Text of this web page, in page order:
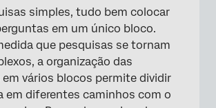
simples, tudo bem colocar
em um único bloco.
que pesquisas se tornam
a organização das
vários blocos permite dividir
em diferentes caminhos com o